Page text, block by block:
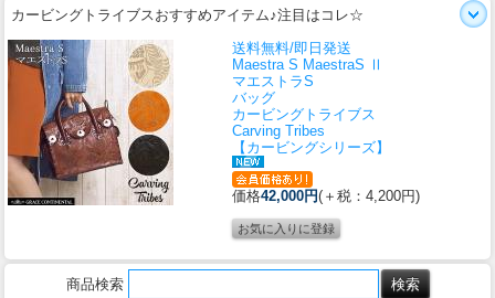
カービングトライブスおすすめアイテム♪注目はコレ☆
送料無料/即日発送
Maestra S MaestraS Ⅱ
マエストラS
バッグ
カービングトライブス
Carving Tribes
【カービングシリーズ】
価格42,000円(＋税：4,200円)
商品検索